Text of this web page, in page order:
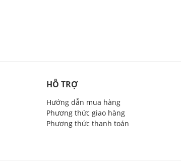
HỖ TRỢ
Hướng dẫn mua hàng
Phương thức giao hàng
Phương thức thanh toán